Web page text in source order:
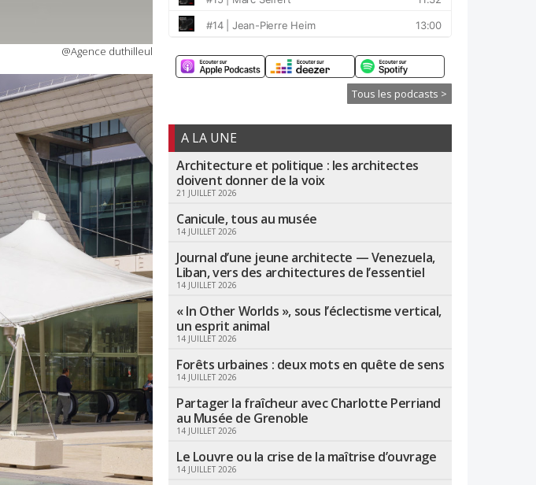
@Agence duthilleul
Tous les podcasts >
A LA UNE
Architecture et politique : les architectes
doivent donner de la voix
21 JUILLET 2026
Canicule, tous au musée
14 JUILLET 2026
Journal d’une jeune architecte — Venezuela,
Liban, vers des architectures de l’essentiel
14 JUILLET 2026
« In Other Worlds », sous l’éclectisme vertical,
un esprit animal
14 JUILLET 2026
Forêts urbaines : deux mots en quête de sens
14 JUILLET 2026
Partager la fraîcheur avec Charlotte Perriand
au Musée de Grenoble
14 JUILLET 2026
Le Louvre ou la crise de la maîtrise d’ouvrage
14 JUILLET 2026